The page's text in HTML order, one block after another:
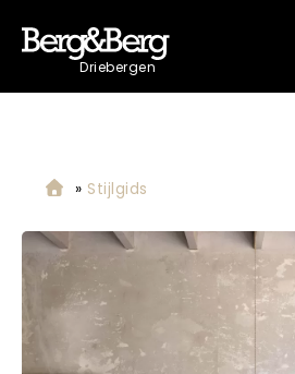
Driebergen
» Stijlgids